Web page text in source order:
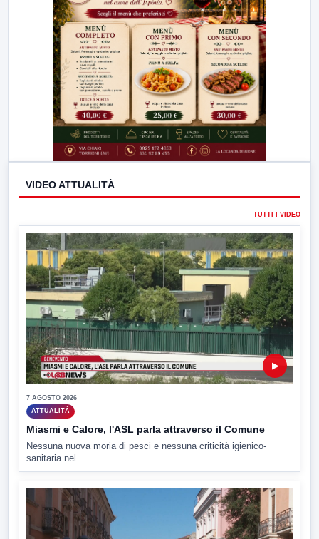
VIDEO ATTUALITÀ
TUTTI I VIDEO
▶
7 AGOSTO 2026
ATTUALITÀ
Miasmi e Calore, l'ASL parla attraverso il Comune
Nessuna nuova moria di pesci e nessuna criticità igienico-
sanitaria nel...